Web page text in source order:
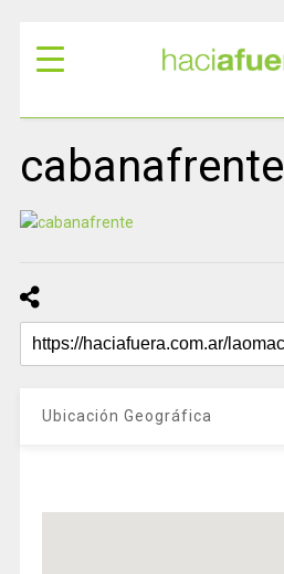
cabanafrente
Ubicación Geográfica